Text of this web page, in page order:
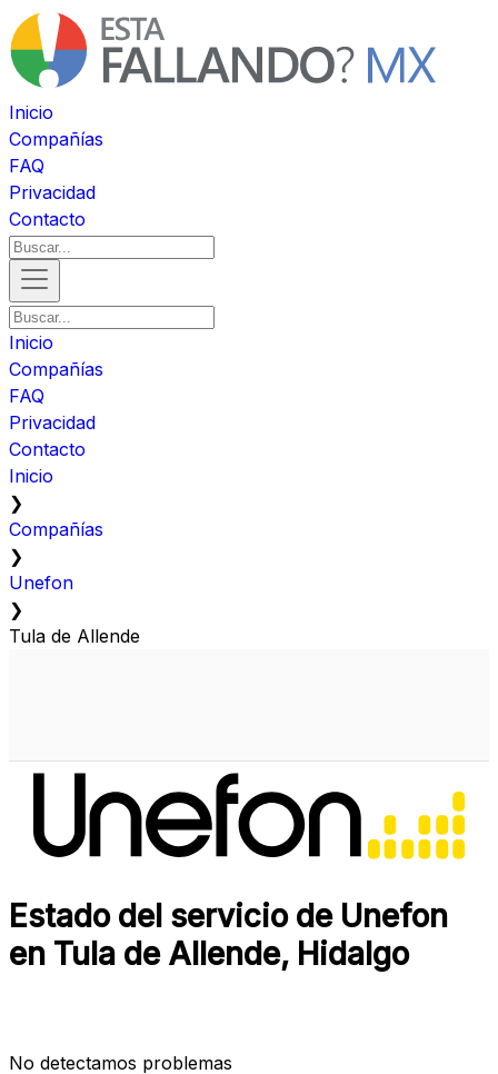
Inicio
Compañías
FAQ
Privacidad
Contacto
Inicio
Compañías
FAQ
Privacidad
Contacto
Inicio
❯
Compañías
❯
Unefon
❯
Tula de Allende
Estado del servicio de Unefon
en Tula de Allende, Hidalgo
No detectamos problemas